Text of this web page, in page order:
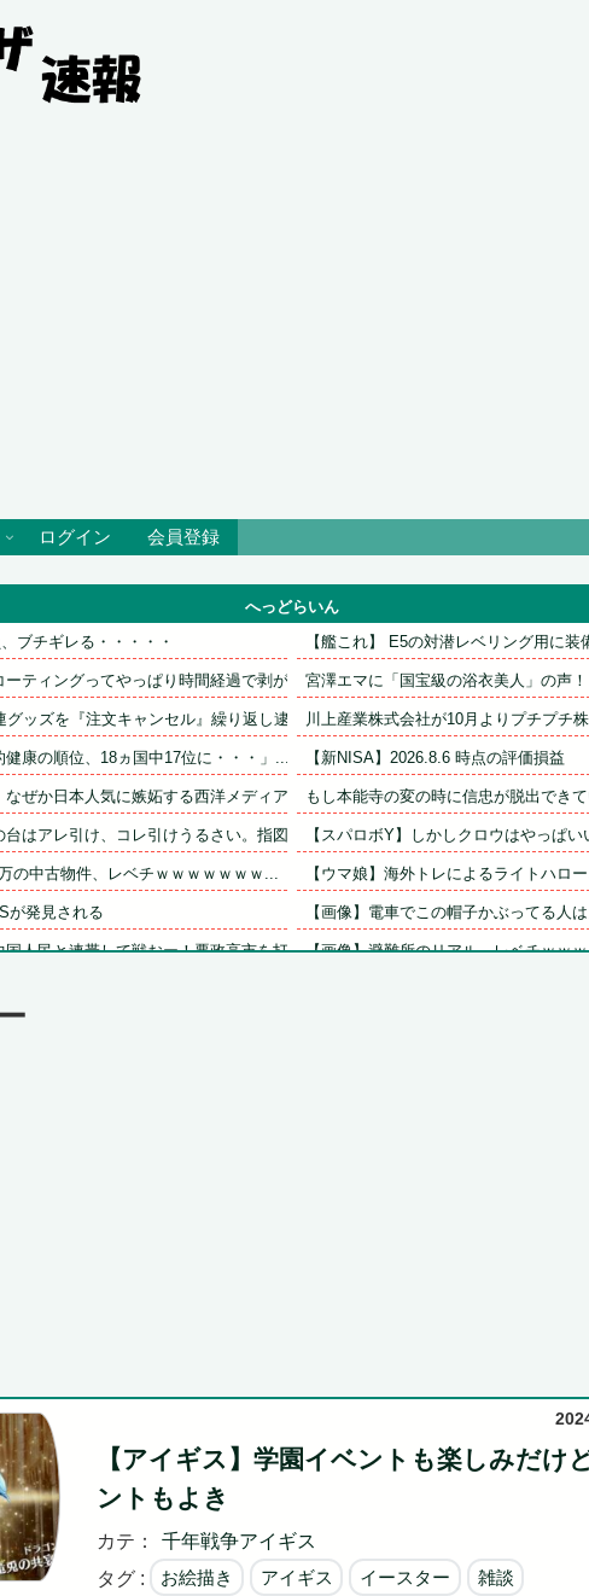
ログイン 会員登録
へっどらいん
ブチギレる・・・・・
ーティングってやっぱり時間経過で剥がれ...
ッズを『注文キャンセル』繰り返し逮...
康の順位、18ヵ国中17位に・・・」...
なぜか日本人気に嫉妬する西洋メディアに...
台はアレ引け、コレ引けうるさい。指図す...
の中古物件、レベチｗｗｗｗｗｗｗ...
が発見される
国人民と連帯して戦おー！悪政高市を打倒...
るドンちゃん。「どんどん美味しく実る...
【艦これ】 E5の対潜レベリング用に装
宮澤エマに「国宝級の浴衣美人」の声
川上産業株式会社が10月よりプチプチ
【新NISA】2026.8.6 時点の評価損益
もし本能寺の変の時に信忠が脱出でき
【スパロボY】しかしクロウはやっぱ
【ウマ娘】海外トレによるライトハロ
【画像】電車でこの帽子かぶってる人
【画像】避難所のリアル、レベチｗｗ
【アイギス】学園イベントも楽しみだけ
ントもよき
カテ：
千年戦争アイギス
タグ :
お絵描き アイギス イースター 雑談